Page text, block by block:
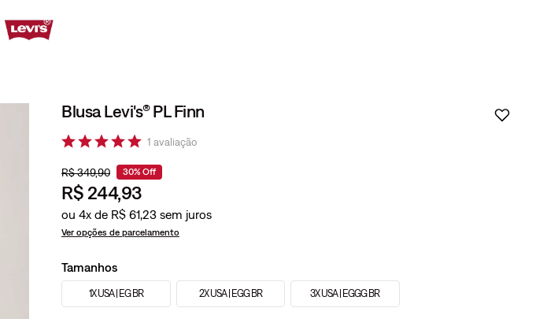
Blusa Levi's® PL Finn
1 avaliação
R$349,90 30% Off
R$ 244,93
ou 4x de R$ 61,23
Ver opções de parcelamento
Tamanhos
1X USA | EG BR 2X USA | EGG BR 3X USA | EGGG BR